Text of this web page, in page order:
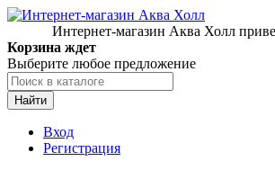
Интернет-магазин Аква Холл
Корзина ждет
Выберите любое предложение
Найти
Вход
Регистрация